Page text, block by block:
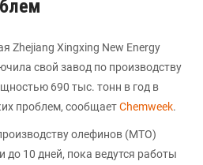
Zhejiang Xingxing New Energy
свой завод по производству
690 тыс. тонн в год в
проблем, сообщаетChemweek.
олефинов (MTO)
до 10 дней, пока ведутся работы